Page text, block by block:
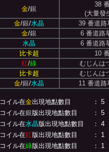
金/銀
38
(大量發
金/銀/水晶
39 番道路
金/銀
6 番道路
水晶
6 番道路
比卡超
10
紅/綠
むじんは
比卡超
むじんは
金/銀/水晶 11 番道路
コイル在金出現地點數目
： 5
コイル在銀版出現地點數目
： 5
コイル在水晶版出現地點數目
： 4
コイル在紅版出現地點數目
： 1
コイル在綠版出現地點數目
： 1